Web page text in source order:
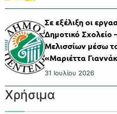
Σε εξέλιξη οι
Δημοτικό Σχολείο
Μελισσίων μέσω
«Μαριέττα
31 Ιουλίου 2026
Χρήσιμα